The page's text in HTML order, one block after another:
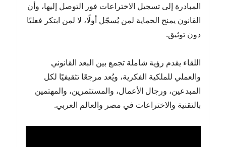
المبادرة إلى تسجيل الاختراعات فور التوصل إليها، وأن
القانون يمنح الحماية لمن يُسجّل أولًا، لا لمن ابتكر فعليًا
دون توثيق.
اللقاء يقدم رؤية شاملة تجمع بين البعد القانوني
والعملي للملكية الفكرية، ويُعد مرجعًا تثقيفيًا لكل
المبدعين، ورجال الأعمال، والمستثمرين، والمهتمين
بالتقنية والاختراعات في مصر والعالم العربي.